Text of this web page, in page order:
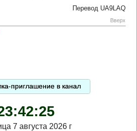
Перевод UA9LAQ
Вверх
приглашение в канал
7 августа 2026 г